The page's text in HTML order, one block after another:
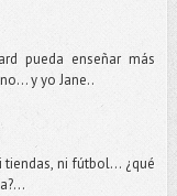
pueda enseñar más
y yo Jane..
ni fútbol... ¿qué